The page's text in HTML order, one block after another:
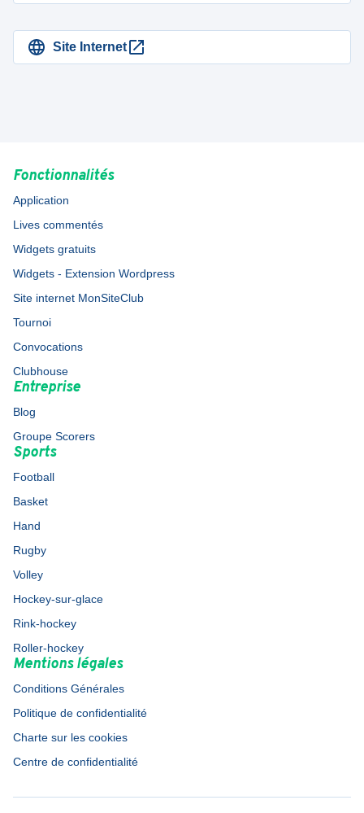
Site Internet
Fonctionnalités
Application
Lives commentés
Widgets gratuits
Widgets - Extension Wordpress
Site internet MonSiteClub
Tournoi
Convocations
Clubhouse
Entreprise
Blog
Groupe Scorers
Sports
Football
Basket
Hand
Rugby
Volley
Hockey-sur-glace
Rink-hockey
Roller-hockey
Mentions légales
Conditions Générales
Politique de confidentialité
Charte sur les cookies
Centre de confidentialité